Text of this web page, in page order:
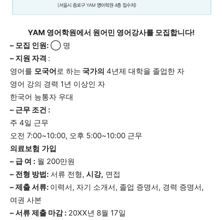
YAM 영어학원에서 원어민 영어강사를 모집합니다!
– 모집 인원: ◯ 명
– 지원 자격 :
영어를 모국어로 하는 국가의 4년제 대학을 졸업한 자
영어 강의 경력 1년 이상인 자
한국어 능통자 우대
– 근무 조건 :
주 4일 근무
오전 7:00~10:00, 오후 5:00~10:00 근무
의료보험 가입
– 급 여 : 월 200만원
– 전형 방법: 서류 전형, 시강, 면접
– 제출 서류: 이력서, 자기 소개서, 졸업 증명서, 경력 증명서,
여권 사본
– 서류 제출 마감 : 20XX년 8월 17일